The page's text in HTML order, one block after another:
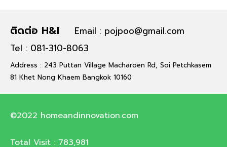
ติดต่อ H&I
Email : pojpoo@gmail.com
Tel : 081-310-8063
Address : 243 Puttan Village Macharoen Rd, Soi Petchkasem
81 Khet Nong Khaem Bangkok 10160
©2022 homeandinnovation.com
Total Visit : 783,981